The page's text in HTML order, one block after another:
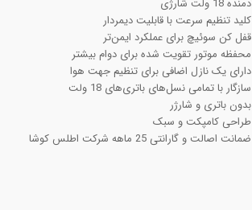
دمنده 18 ولت شارژی
کلید تنظیم سرعت با قابلیت دیمردار
قفل کن سوئیچ برای عملکرد ایمن‌تر
محفظه موتور تقویت شده برای دوام بیشتر
دارای یک نازل اضافی برای تنظیم جهت هوا
سازگار با تمامی نسل‌های باتری‌های 18 ولت
بدون باتری و شارژر
طراحی کامپکت و سبک
ضمانت اصالت و گارانتی 25 ماهه شرکت اطلس کوشا